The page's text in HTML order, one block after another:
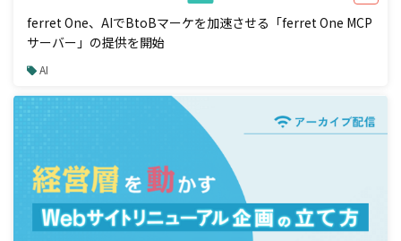
ferret One、AIでBtoBマーケを加速させる「ferret One MCP
サーバー」の提供を開始
AI